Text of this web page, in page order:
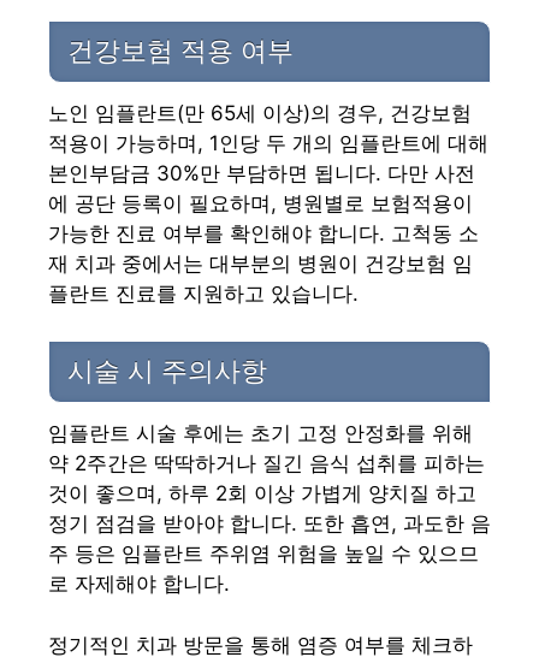
건강보험 적용 여부
노인 임플란트(만 65세 이상)의 경우, 건강보험
적용이 가능하며, 1인당 두 개의 임플란트에 대해
본인부담금 30%만 부담하면 됩니다. 다만 사전
에 공단 등록이 필요하며, 병원별로 보험적용이
가능한 진료 여부를 확인해야 합니다. 고척동 소
재 치과 중에서는 대부분의 병원이 건강보험 임
플란트 진료를 지원하고 있습니다.
시술 시 주의사항
임플란트 시술 후에는 초기 고정 안정화를 위해
약 2주간은 딱딱하거나 질긴 음식 섭취를 피하는
것이 좋으며, 하루 2회 이상 가볍게 양치질 하고
정기 점검을 받아야 합니다. 또한 흡연, 과도한 음
주 등은 임플란트 주위염 위험을 높일 수 있으므
로 자제해야 합니다.
정기적인 치과 방문을 통해 염증 여부를 체크하